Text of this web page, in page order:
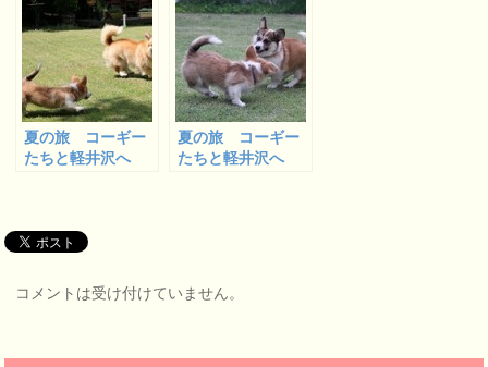
夏の旅 コーギー
たちと軽井沢へ
夏の旅 コーギー
たちと軽井沢へ
コメントは受け付けていません。